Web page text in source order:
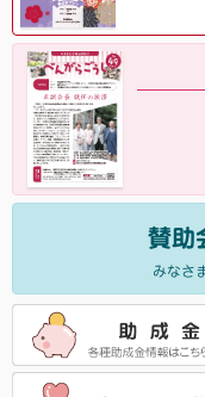
賛助
みなさ